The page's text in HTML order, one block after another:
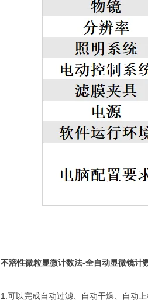
不溶性微粒显微计数法-全自动显微镜计
1. 可以完成自动过滤、自动干燥、自动